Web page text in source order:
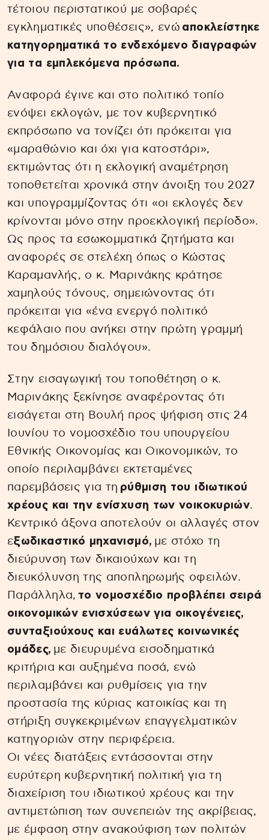
τέτοιου περιστατικού με σοβαρές
εγκληματικές υποθέσεις», ενώ αποκλείστηκε
κατηγορηματικά το ενδεχόμενο διαγραφών
για τα εμπλεκόμενα πρόσωπα.
Αναφορά έγινε και στο πολιτικό τοπίο
ενόψει εκλογών, με τον κυβερνητικό
εκπρόσωπο να τονίζει ότι πρόκειται για
«μαραθώνιο και όχι για κατοστάρι»,
εκτιμώντας ότι η εκλογική αναμέτρηση
τοποθετείται χρονικά στην άνοιξη του 2027
και υπογραμμίζοντας ότι «οι εκλογές δεν
κρίνονται μόνο στην προεκλογική περίοδο».
Ως προς τα εσωκομματικά ζητήματα και
αναφορές σε στελέχη όπως ο Κώστας
Καραμανλής, ο κ. Μαρινάκης κράτησε
χαμηλούς τόνους, σημειώνοντας ότι
πρόκειται για «ένα ενεργό πολιτικό
κεφάλαιο που ανήκει στην πρώτη γραμμή
του δημόσιου διαλόγου».
Στην εισαγωγική του τοποθέτηση ο κ.
Μαρινάκης ξεκίνησε αναφέροντας ότι
εισάγεται στη Βουλή προς ψήφιση στις 24
Ιουνίου το νομοσχέδιο του υπουργείου
Εθνικής Οικονομίας και Οικονομικών, το
οποίο περιλαμβάνει εκτεταμένες
παρεμβάσεις για τη ρύθμιση του ιδιωτικού
χρέους και την ενίσχυση των νοικοκυριών.
Κεντρικό άξονα αποτελούν οι αλλαγές στον
εξωδικαστικό μηχανισμό, με στόχο τη
διεύρυνση των δικαιούχων και τη
διευκόλυνση της αποπληρωμής οφειλών.
Παράλληλα, το νομοσχέδιο προβλέπει σειρά
οικονομικών ενισχύσεων για οικογένειες,
συνταξιούχους και ευάλωτες κοινωνικές
ομάδες, με διευρυμένα εισοδηματικά
κριτήρια και αυξημένα ποσά, ενώ
περιλαμβάνει και ρυθμίσεις για την
προστασία της κύριας κατοικίας και τη
στήριξη συγκεκριμένων επαγγελματικών
κατηγοριών στην περιφέρεια.
Οι νέες διατάξεις εντάσσονται στην
ευρύτερη κυβερνητική πολιτική για τη
διαχείριση του ιδιωτικού χρέους και την
αντιμετώπιση των συνεπειών της ακρίβειας,
με έμφαση στην ανακούφιση των πολιτών